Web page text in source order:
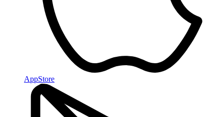
AppStore